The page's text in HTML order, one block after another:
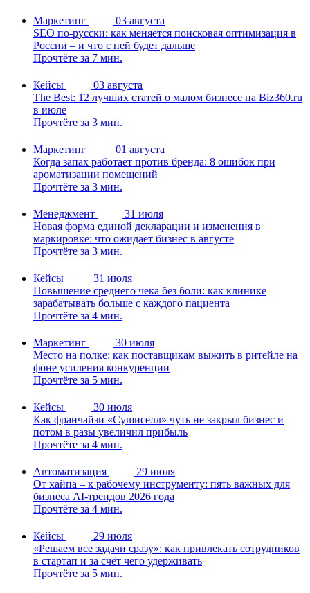
Маркетинг
03 августа
SEO по-русски: как меняется поисковая оптимизация в
России – и что с ней будет дальше
Прочтёте за 7 мин.
Кейсы
03 августа
The Best: 12 лучших статей о малом бизнесе на Biz360.ru
в июле
Прочтёте за 3 мин.
Маркетинг
01 августа
Когда запах работает против бренда: 8 ошибок при
ароматизации помещений
Прочтёте за 3 мин.
Менеджмент
31 июля
Новая форма единой декларации и изменения в
маркировке: что ожидает бизнес в августе
Прочтёте за 3 мин.
Кейсы
31 июля
Повышение среднего чека без боли: как клинике
зарабатывать больше с каждого пациента
Прочтёте за 4 мин.
Маркетинг
30 июля
Место на полке: как поставщикам выжить в ритейле на
фоне усиления конкуренции
Прочтёте за 5 мин.
Кейсы
30 июля
Как франчайзи «Сушиселл» чуть не закрыл бизнес и
потом в разы увеличил прибыль
Прочтёте за 4 мин.
Автоматизация
29 июля
От хайпа – к рабочему инструменту: пять важных для
бизнеса AI-трендов 2026 года
Прочтёте за 4 мин.
Кейсы
29 июля
«Решаем все задачи сразу»: как привлекать сотрудников
в стартап и за счёт чего удерживать
Прочтёте за 5 мин.